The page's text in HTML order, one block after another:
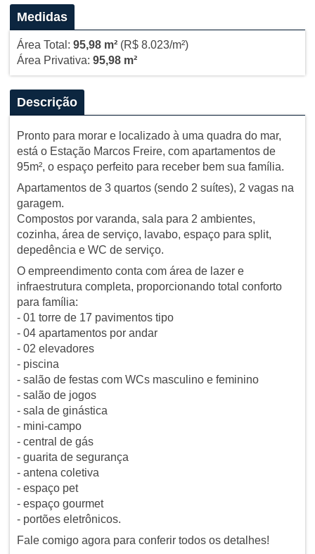
Medidas
Área Total: 95,98 m²(R$ 8.023/m²)
Área Privativa: 95,98 m²
Descrição
Pronto para morar e localizado à uma quadra do mar,
está o Estação Marcos Freire, com apartamentos de
95m², o espaço perfeito para receber bem sua família.
Apartamentos de 3 quartos (sendo 2 suítes), 2 vagas na
garagem.
Compostos por varanda, sala para 2 ambientes,
cozinha, área de serviço, lavabo, espaço para split,
depedência e WC de serviço.
O empreendimento conta com área de lazer e
infraestrutura completa, proporcionando total conforto
para família:
- 01 torre de 17 pavimentos tipo
- 04 apartamentos por andar
- 02 elevadores
- piscina
- salão de festas com WCs masculino e feminino
- salão de jogos
- sala de ginástica
- mini-campo
- central de gás
- guarita de segurança
- antena coletiva
- espaço pet
- espaço gourmet
- portões eletrônicos.
Fale comigo agora para conferir todos os detalhes!